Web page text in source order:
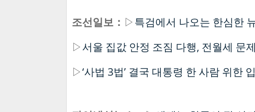
조선일보： ▷특검에서 나오는 한심한
▷서울 집값 안정 조짐 다행, 전월세 문
▷‘사법 3법’ 결국 대통령 한 사람 위한